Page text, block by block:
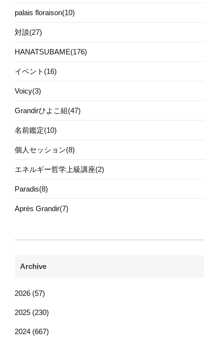
palais floraison(10)
対談(27)
HANATSUBAME(176)
イベント(16)
Voicy(3)
Grandirひよこ組(47)
名前鑑定(10)
個人セッション(8)
エネルギー哲学上級講座(2)
Paradis(8)
Après Grandir(7)
Archive
2026 (57)
2025 (230)
2024 (667)